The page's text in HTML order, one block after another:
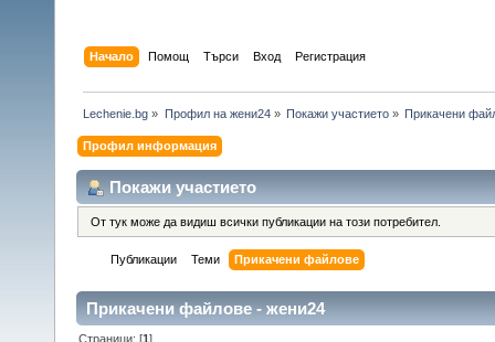
Начало Помощ Търси Вход Регистрация
Lechenie.bg » Профил на жени24» Покажи участието» Прикачени
Профил информация
Покажи участието
От тук може да видиш всички публикации на този потребител.
Публикации Теми Прикачени файлове
Прикачени файлове - жени24
Страници: [1]